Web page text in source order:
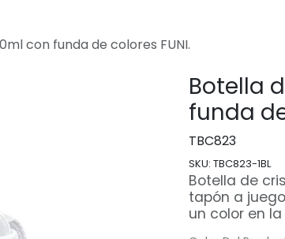
con funda de colores FUNI.
Botella
funda
TBC823
SKU: TBC823-1BL
Botella de
tapón a
un color en